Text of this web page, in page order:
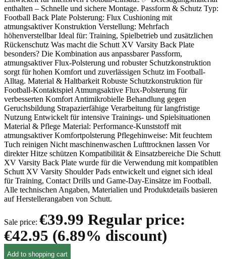
enthalten – Schnelle und sichere Montage. Passform & Schutz Typ:
Football Back Plate Polsterung: Flux Cushioning mit
atmungsaktiver Konstruktion Verstellung: Mehrfach
höhenverstellbar Ideal für: Training, Spielbetrieb und zusätzlichen
Rückenschutz Was macht die Schutt XV Varsity Back Plate
besonders? Die Kombination aus anpassbarer Passform,
atmungsaktiver Flux-Polsterung und robuster Schutzkonstruktion
sorgt für hohen Komfort und zuverlässigen Schutz im Football-
Alltag. Material & Haltbarkeit Robuste Schutzkonstruktion für
Football-Kontaktspiel Atmungsaktive Flux-Polsterung für
verbesserten Komfort Antimikrobielle Behandlung gegen
Geruchsbildung Strapazierfähige Verarbeitung für langfristige
Nutzung Entwickelt für intensive Trainings- und Spielsituationen
Material & Pflege Material: Performance-Kunststoff mit
atmungsaktiver Komfortpolsterung Pflegehinweise: Mit feuchtem
Tuch reinigen Nicht maschinenwaschen Lufttrocknen lassen Vor
direkter Hitze schützen Kompatibilität & Einsatzbereiche Die Schutt
XV Varsity Back Plate wurde für die Verwendung mit kompatiblen
Schutt XV Varsity Shoulder Pads entwickelt und eignet sich ideal
für Training, Contact Drills und Game-Day-Einsätze im Football.
Alle technischen Angaben, Materialien und Produktdetails basieren
auf Herstellerangaben von Schutt.
Sale price: €39.99 Regular price:
€42.95 (6.89% discount)
Add to shopping cart